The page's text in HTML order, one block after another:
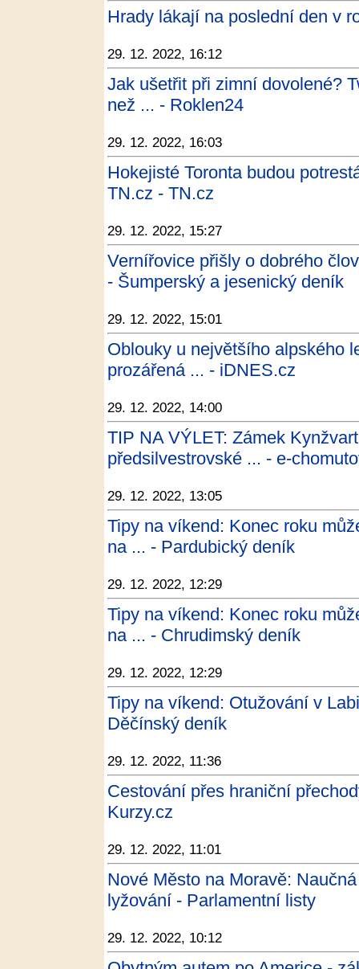
Hrady lákají na poslední den v
29. 12. 2022, 16:12
Jak ušetřit při zimní dovolené?
než ... - Roklen24
29. 12. 2022, 16:03
Hokejisté Toronta budou
TN.cz - TN.cz
29. 12. 2022, 15:27
Vernířovice přišly o dobrého
- Šumperský a jesenický deník
29. 12. 2022, 15:01
Oblouky u největšího alpského
prozářená ... - iDNES.cz
29. 12. 2022, 14:00
TIP NA VÝLET: Zámek
předsilvestrovské ... - e-
29. 12. 2022, 13:05
Tipy na víkend: Konec roku
na ... - Pardubický deník
29. 12. 2022, 12:29
Tipy na víkend: Konec roku
na ... - Chrudimský deník
29. 12. 2022, 12:29
Tipy na víkend: Otužování v
Děčínský deník
29. 12. 2022, 11:36
Cestování přes hraniční
Kurzy.cz
29. 12. 2022, 11:01
Nové Město na Moravě:
lyžování - Parlamentní listy
29. 12. 2022, 10:12